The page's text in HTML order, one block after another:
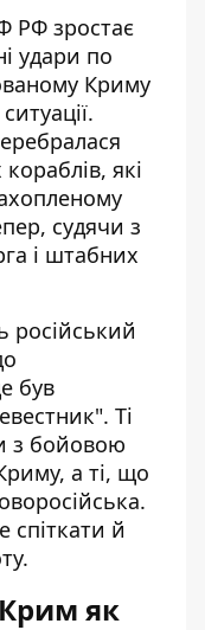
РФ зростає
удари по
Криму
які
судячи з
і штабних
російський
був
Ті
з бойовою
а ті, що
спіткати й
Крим як